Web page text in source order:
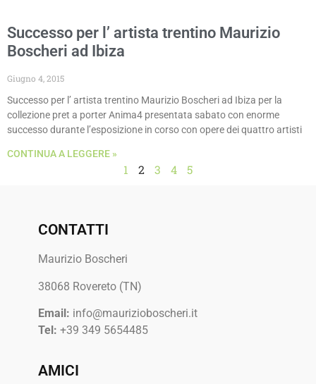
Successo per l’ artista trentino Maurizio
Boscheri ad Ibiza
Giugno 4, 2015
Successo per l’ artista trentino Maurizio Boscheri ad Ibiza per la
collezione pret a porter Anima4 presentata sabato con enorme
successo durante l’esposizione in corso con opere dei quattro artisti
CONTINUA A LEGGERE »
1 2 3 4 5
CONTATTI
Maurizio Boscheri
38068 Rovereto (TN)
Email: info@maurizioboscheri.it
Tel: +39 349 5654485
AMICI